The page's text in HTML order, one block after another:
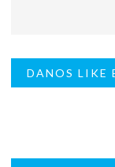
DANOS LIKE